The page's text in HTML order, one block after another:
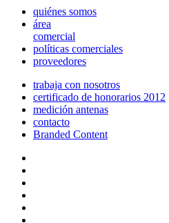
quiénes somos
área
comercial
políticas comerciales
proveedores
trabaja con nosotros
certificado de honorarios 2012
medición antenas
contacto
Branded Content